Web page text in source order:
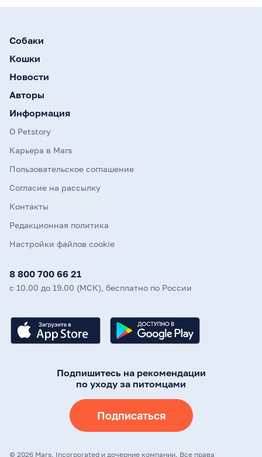
Собаки
Кошки
Новости
Авторы
Информация
О Petstory
Карьера в Mars
Пользовательское соглашение
Согласие на рассылку
Контакты
Редакционная политика
Настройки файлов cookie
8 800 700 66 21
с 10.00 до 19.00 (МСК), бесплатно по России
Подпишитесь на рекомендации
по уходу за питомцами
Подписаться
© 2026 Mars, Incorporated и дочерние компании. Все права